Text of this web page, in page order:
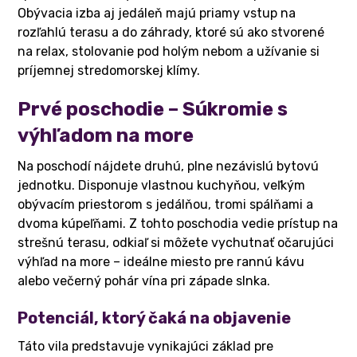
Obývacia izba aj jedáleň majú priamy vstup na
rozľahlú terasu a do záhrady, ktoré sú ako stvorené
na relax, stolovanie pod holým nebom a užívanie si
príjemnej stredomorskej klímy.
Prvé poschodie – Súkromie s
výhľadom na more
Na poschodí nájdete druhú, plne nezávislú bytovú
jednotku. Disponuje vlastnou kuchyňou, veľkým
obývacím priestorom s jedálňou, tromi spálňami a
dvoma kúpeľňami. Z tohto poschodia vedie prístup na
strešnú terasu, odkiaľ si môžete vychutnať očarujúci
výhľad na more – ideálne miesto pre rannú kávu
alebo večerný pohár vína pri západe slnka.
Potenciál, ktorý čaká na objavenie
Táto vila predstavuje vynikajúci základ pre